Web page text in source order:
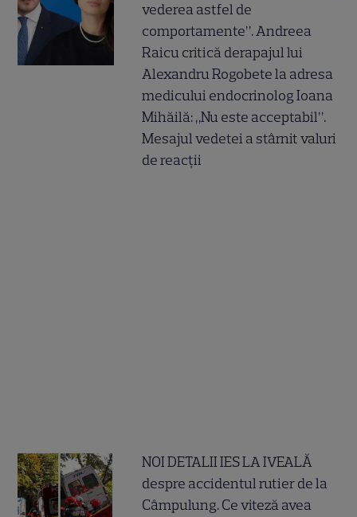
vederea astfel de
comportamente”. Andreea
Raicu critică derapajul lui
Alexandru Rogobete la adresa
medicului endocrinolog Ioana
Mihăilă: „Nu este acceptabil”.
Mesajul vedetei a stârnit valuri
de reacții
NOI DETALII IES LA IVEALĂ
despre accidentul rutier de la
Câmpulung. Ce viteză avea